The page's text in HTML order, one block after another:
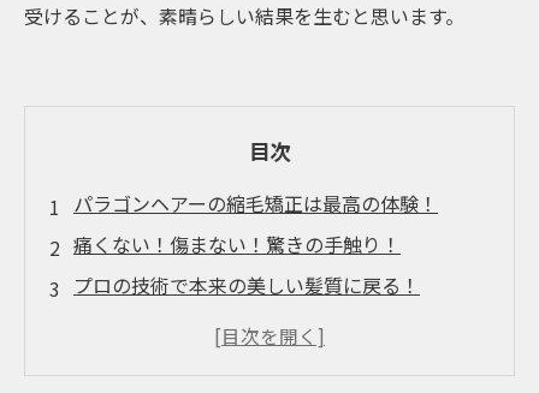
受けることが、素晴らしい結果を生むと思います。
目次
パラゴンヘアーの縮毛矯正は最高の体験！
痛くない！傷まない！驚きの手触り！
プロの技術で本来の美しい髪質に戻る！
長持ちする美しさでヘアケアの手間も減らせ